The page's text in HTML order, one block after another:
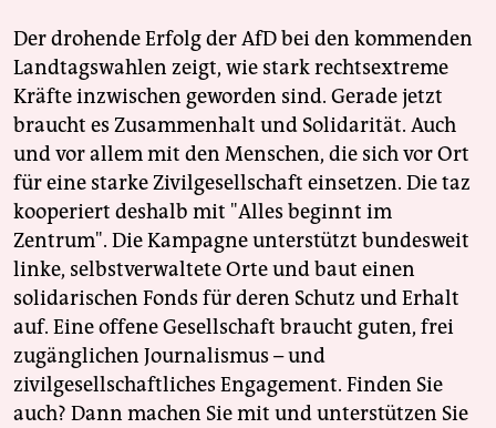
fragen & hilfe
unterstützen
abo
genossenschaft
epaper login
Der drohende Erfolg der AfD bei den kommenden
Landtagswahlen zeigt, wie stark rechtsextreme
Kräfte inzwischen geworden sind. Gerade jetzt
braucht es Zusammenhalt und Solidarität. Auch
und vor allem mit den Menschen, die sich vor Ort
für eine starke Zivilgesellschaft einsetzen. Die taz
kooperiert deshalb mit "Alles beginnt im
Zentrum". Die Kampagne unterstützt bundesweit
linke, selbstverwaltete Orte und baut einen
solidarischen Fonds für deren Schutz und Erhalt
auf. Eine offene Gesellschaft braucht guten, frei
zugänglichen Journalismus – und
zivilgesellschaftliches Engagement. Finden Sie
auch? Dann machen Sie mit und unterstützen Sie